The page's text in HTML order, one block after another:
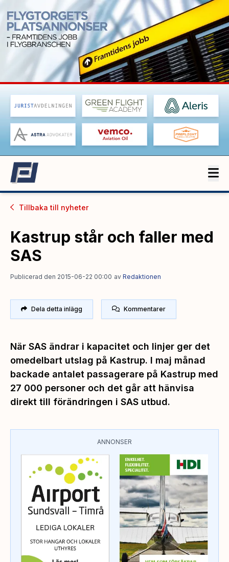
Tillbaka till nyheter
Kastrup står och faller med
SAS
Publicerad den 2015-06-22 00:00 av Redaktionen
Dela detta inlägg Kommentarer
När SAS ändrar i kapacitet och linjer ger det
omedelbart utslag på Kastrup. I maj månad
backade antalet passagerare på Kastrup med
27 000 personer och det går att hänvisa
direkt till förändringen i SAS utbud.
ANNONSER